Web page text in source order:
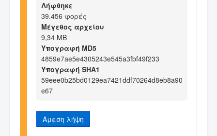
Λήφθηκε
39.456 φορές
Μέγεθος αρχείου
9,34 MB
Υπογραφή MD5
4859e7ae5e4305243e545a3fbf49f233
Υπογραφή SHA1
59eee0b25bd0129ea7421ddf70264d8eb8a90
e67
Άμεση λήψη